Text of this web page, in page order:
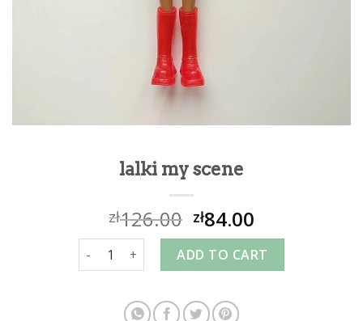
lalki my scene
zł126.00 zł84.00
lalki my scene quantityADD TO CART